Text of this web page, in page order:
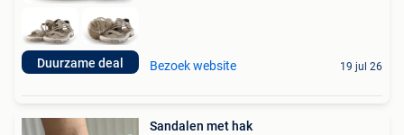
Duurzame deal Bezoek website 19 jul 26
Sandalen met hak